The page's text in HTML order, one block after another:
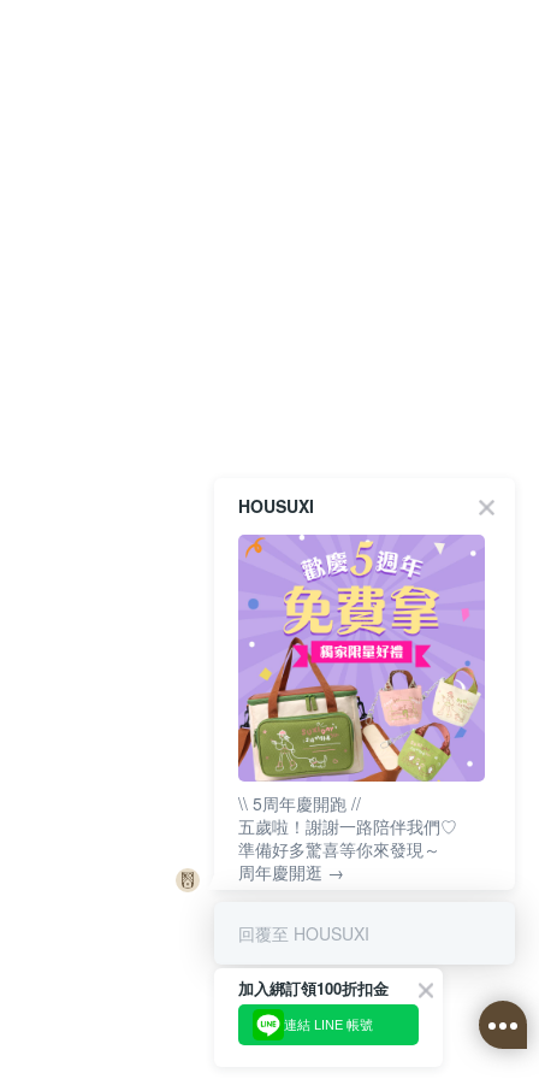
HOUSUXI
\\ 5周年慶開跑 //
五歲啦！謝謝一路陪伴我們♡
準備好多驚喜等你來發現～
周年慶開逛 →
回覆至 HOUSUXI
加入綁訂領100折扣金
連結 LINE 帳號